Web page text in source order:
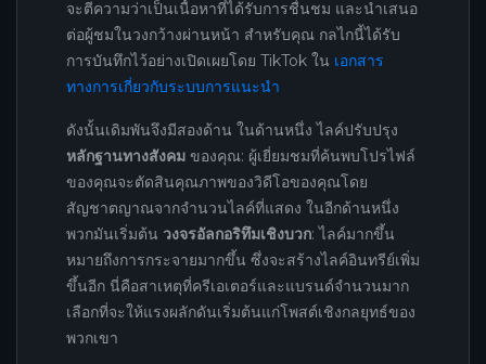
จะตีความว่าเป็นเนื้อหาที่ได้รับการชื่นชม และนำเสนอ
ต่อผู้ชมในวงกว้างผ่านหน้า สำหรับคุณ กลไกนี้ได้รับ
การบันทึกไว้อย่างเปิดเผยโดย TikTok ใน เอกสาร
ทางการเกี่ยวกับระบบการแนะนำ
ดังนั้นเดิมพันจึงมีสองด้าน ในด้านหนึ่ง ไลค์ปรับปรุง
หลักฐานทางสังคม ของคุณ: ผู้เยี่ยมชมที่ค้นพบโปรไฟล์
ของคุณจะตัดสินคุณภาพของวิดีโอของคุณโดย
สัญชาตญาณจากจำนวนไลค์ที่แสดง ในอีกด้านหนึ่ง
พวกมันเริ่มต้น วงจรอัลกอริทึมเชิงบวก: ไลค์มากขึ้น
หมายถึงการกระจายมากขึ้น ซึ่งจะสร้างไลค์อินทรีย์เพิ่ม
ขึ้นอีก นี่คือสาเหตุที่ครีเอเตอร์และแบรนด์จำนวนมาก
เลือกที่จะให้แรงผลักดันเริ่มต้นแก่โพสต์เชิงกลยุทธ์ของ
พวกเขา